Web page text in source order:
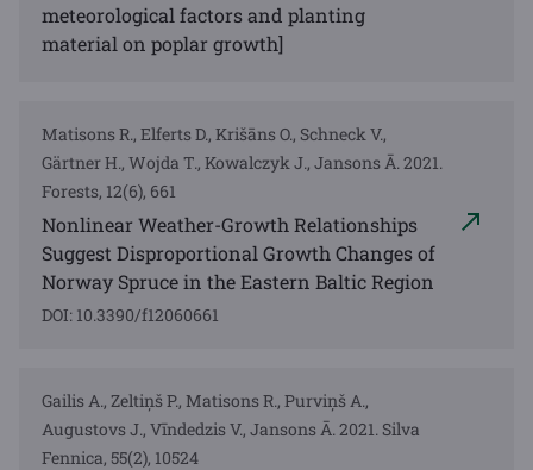
meteorological factors and planting
material on poplar growth]
Matisons R., Elferts D., Krišāns O., Schneck V.,
Gärtner H., Wojda T., Kowalczyk J., Jansons Ā. 2021.
Forests, 12(6), 661
Nonlinear Weather-Growth Relationships
Suggest Disproportional Growth Changes of
Norway Spruce in the Eastern Baltic Region
DOI: 10.3390/f12060661
Gailis A., Zeltiņš P., Matisons R., Purviņš A.,
Augustovs J., Vīndedzis V., Jansons Ā. 2021. Silva
Fennica, 55(2), 10524